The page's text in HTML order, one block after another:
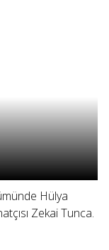
Hülya
Zekai Tunca.